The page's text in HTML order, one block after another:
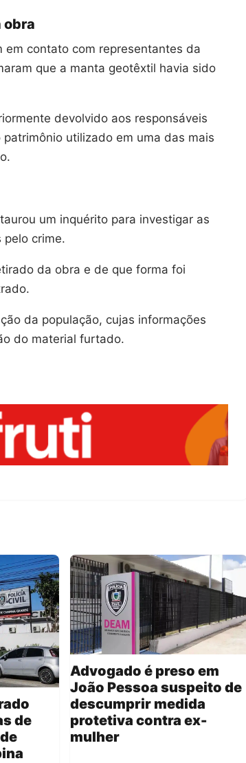
obra
em contato com representantes da
que a manta geotêxtil havia sido
devolvido aos responsáveis
utilizado em uma das mais
um inquérito para investigar as
crime.
da obra e de que forma foi
da população, cujas informações
do material furtado.
de
Advogado é preso em
João Pessoa suspeito de
descumprir medida
protetiva contra ex-
mulher